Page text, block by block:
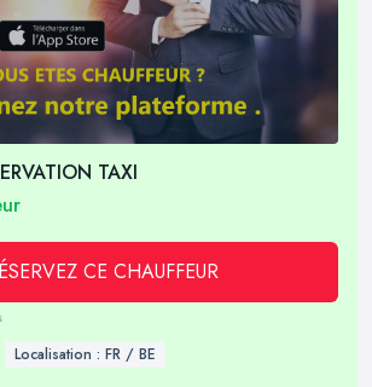
TAXI
CE CHAUFFEUR
Localisation : FR / BE